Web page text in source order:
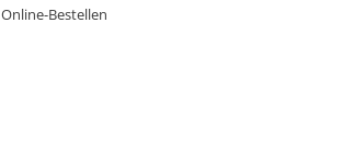
Online-Bestellen